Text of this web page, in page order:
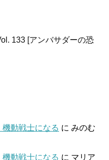
133 [アンバサダーの恐
動戦士になる に みのむ
動戦士になる に マリア